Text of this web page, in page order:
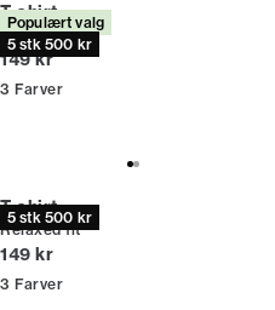
Populært valg
5 stk 500 kr
T-shirt
Relaxed fit
I alt (inkl. rabat)
149 kr
3 Farver
5 stk 500 kr
T-shirt
Relaxed fit
I alt (inkl. rabat)
149 kr
3 Farver